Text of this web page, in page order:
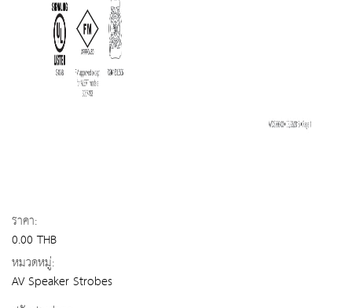
ราคา:
0.00 THB
หมวดหมู่:
AV Speaker Strobes